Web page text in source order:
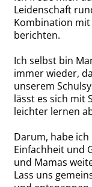
Leidenschaft
Kombination
berichten.
Ich selbst bin
immer wieder,
unserem
lässt es sich mit
leichter lernen
Darum, habe
Einfachheit und
und Mamas
Lass uns